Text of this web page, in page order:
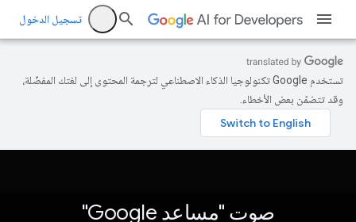
تسجيل الدخول
تستخدم Google تكنولوجيا الذكاء الاصطناعي لترجمة المحتوى إلى لغتك المفضّلة،
وقد تتضمّن بعض الأخطاء.
صوت "مساعد Google"